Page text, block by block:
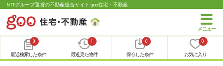
NTTグループ運営の不動産総合サイト goo住宅・不動産
0
最近検索した条件
1
最近見た物件
0
保存した条件
0
お気に入り